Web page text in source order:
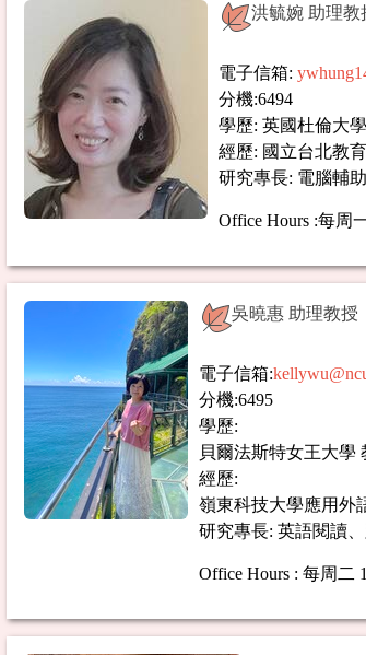
洪毓婉 助理教
電子信箱:
分機:6494
學歷: 英國杜倫大
經歷: 國立台北教
研究專長: 電腦輔
Office Hours:每周
吳曉惠 助理教授
電子信箱:
分機:6495
學歷:
貝爾法斯特女王大學
經歷:
嶺東科技大學應用外
研究專長: 英語閱讀
Office Hours: 每周二